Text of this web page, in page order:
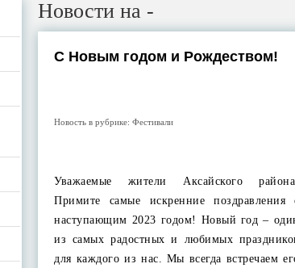
Новости на -
С Новым годом и Рождеством!
Новость в рубрике:Фестивали
Уважаемые жители Аксайского
Примите самые искренние поздравления
наступающим 2023 годом! Новый год –
из самых радостных и любимых
для каждого из нас. Мы всегда встречаем